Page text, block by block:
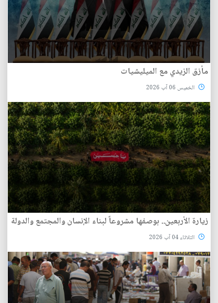
مأزق الزيدي مع الميليشيات
الخميس 06 آب 2026
زيارة الأربعين.. بوصفها مشروعاً لبناء الإنسان والمجتمع والدولة
الثلاثاء 04 آب 2026